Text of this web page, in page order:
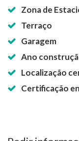
Zona de
Terraço
Garagem
Ano
Localização
Certificação